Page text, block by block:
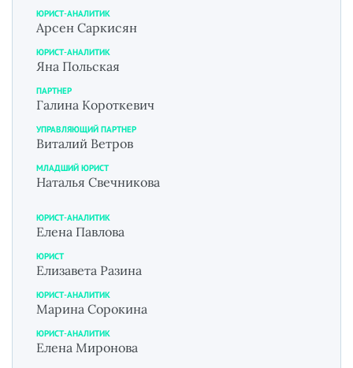
ЮРИСТ-АНАЛИТИК
Арсен Саркисян
ЮРИСТ-АНАЛИТИК
Яна Польская
ПАРТНЕР
Галина Короткевич
УПРАВЛЯЮЩИЙ ПАРТНЕР
Виталий Ветров
МЛАДШИЙ ЮРИСТ
Наталья Свечникова
ЮРИСТ-АНАЛИТИК
Елена Павлова
ЮРИСТ
Елизавета Разина
ЮРИСТ-АНАЛИТИК
Марина Сорокина
ЮРИСТ-АНАЛИТИК
Елена Миронова